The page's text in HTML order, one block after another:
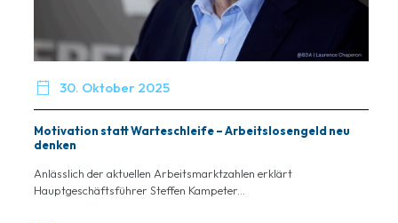
 30. Oktober 2025
Motivation statt Warteschleife – Arbeitslosengeld neu
denken
Anlässlich der aktuellen Arbeitsmarktzahlen erklärt
Hauptgeschäftsführer Steffen Kampeter...